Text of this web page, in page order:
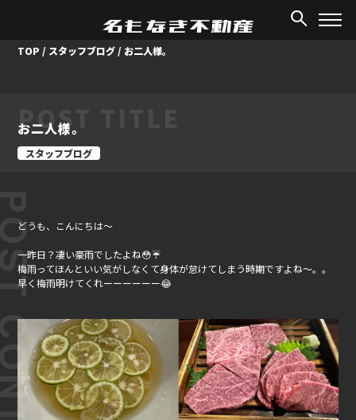
TOP / スタッフブログ / お二人様。
POST TITLE
お二人様。
スタッフブログ
どうも、こんにちは～
一昨日？凄い豪雨でしたよね😳☔
梅雨ってほんといい気がしなくて身体が怠けてしまう時期ですよね～。。
早く梅雨明けてくれーーーーーー😂